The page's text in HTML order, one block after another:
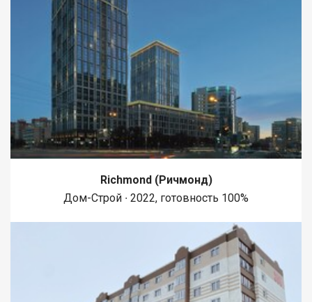
делает его приобретение финансово доступным. Часть
практичной мебели остается новому владельцу. Это
предложение представляет собой рациональный выбор для
тех, кто ценит пространство, порядок в документах и хочет
иметь готовое к проживанию хозяйство без необходимости
долгой подготовки. Звоните! Код пользователя: 196957
Номер в базе: 10932950
Richmond (Ричмонд)
Дом-Строй ∙ 2022, готовность 100%